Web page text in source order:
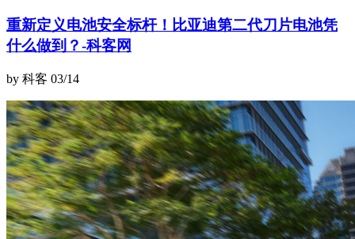
重新定义电池安全标杆！比亚迪第二代刀片电池凭
什么做到？-科客网
by 科客 03/14